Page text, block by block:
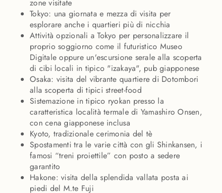
zone visitate
Tokyo: una giornata e mezza di visita per
esplorare anche i quartieri più di nicchia
Attività opzionali a Tokyo per personalizzare il
proprio soggiorno come il futuristico Museo
Digitale oppure un'escursione serale alla scoperta
di cibi locali in tipico "izakaya", pub giapponese
Osaka: visita del vibrante quartiere di Dotombori
alla scoperta di tipici street-food
Sistemazione in tipico ryokan presso la
caratteristica località termale di Yamashiro Onsen,
con cena giapponese inclusa
Kyoto, tradizionale cerimonia del tè
Spostamenti tra le varie città con gli Shinkansen, i
famosi “treni proiettile” con posto a sedere
garantito
Hakone: visita della splendida vallata posta ai
piedi del M.te Fuji